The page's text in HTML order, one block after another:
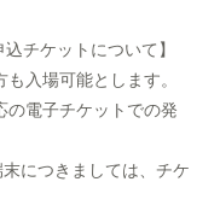
チケットについて】
入場可能とします。
電子チケットでの発
につきましては、チケ